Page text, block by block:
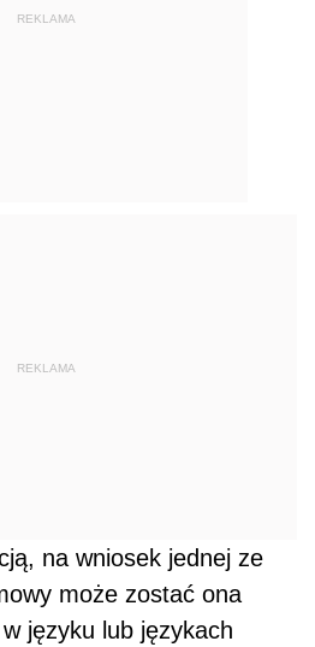
REKLAMA
REKLAMA
na wniosek jednej ze
może zostać ona
języku lub językach